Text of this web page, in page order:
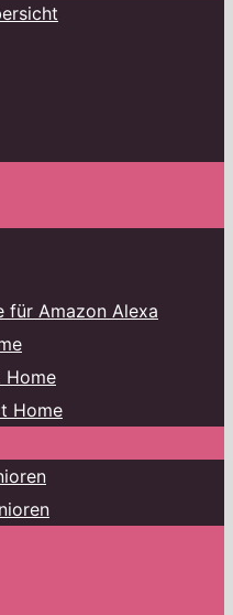
für Amazon Alexa
Home
Home